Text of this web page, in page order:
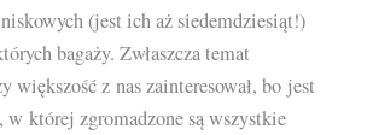
(jest ich aż siedemdziesiąt!)
bagaży. Zwłaszcza temat
większość z nas zainteresował, bo jest
w której zgromadzone są wszystkie